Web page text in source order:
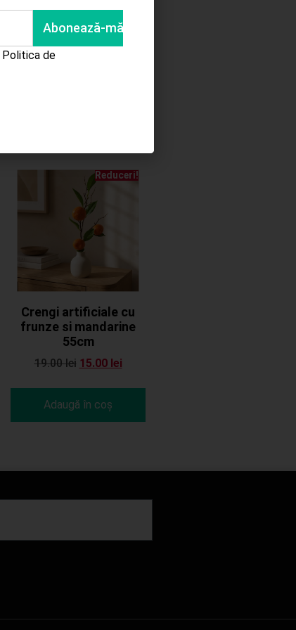
Reduceri!
Crengi artificiale cu
frunze si mandarine
55cm
19.00lei 15.00 lei
Adaugă în coș
Politica de